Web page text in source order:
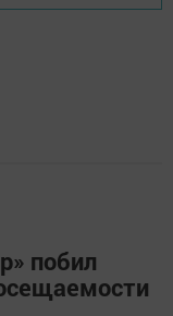
побил